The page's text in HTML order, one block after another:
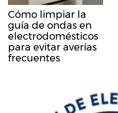
Cómo limpiar la
guía de ondas en
electrodomésticos
para evitar averías
frecuentes